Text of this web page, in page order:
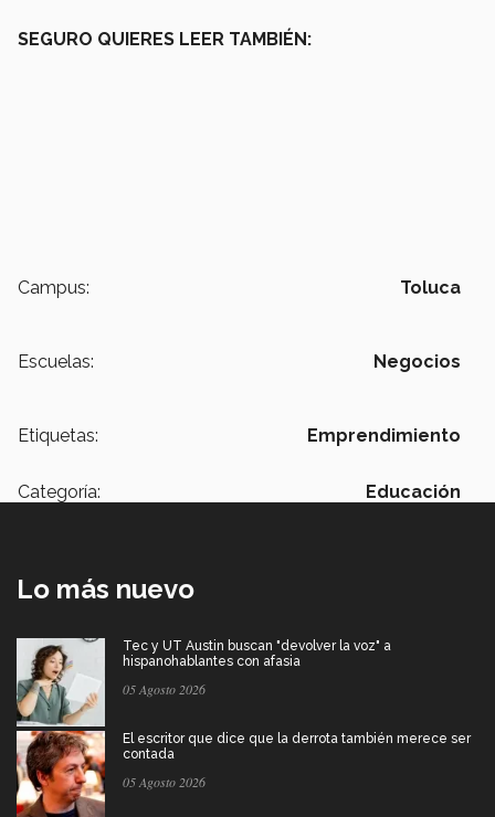
SEGURO QUIERES LEER TAMBIÉN:
Campus: Toluca
Escuelas: Negocios
Etiquetas: Emprendimiento
Categoría: Educación
Lo más nuevo
Tec y UT Austin buscan "devolver la voz" a
hispanohablantes con afasia
05 Agosto 2026
El escritor que dice que la derrota también merece ser
contada
05 Agosto 2026